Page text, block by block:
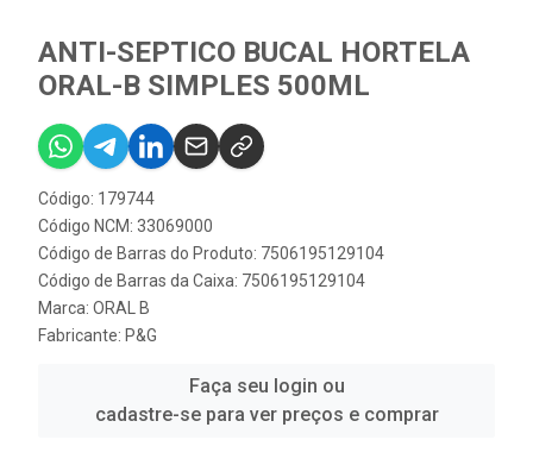
ANTI-SEPTICO BUCAL HORTELA
ORAL-B SIMPLES 500ML
Código: 179744
Código NCM: 33069000
Código de Barras do Produto: 7506195129104
Código de Barras da Caixa: 7506195129104
Marca: ORAL B
Fabricante: P&G
Faça seu login ou
cadastre-se para ver preços e comprar